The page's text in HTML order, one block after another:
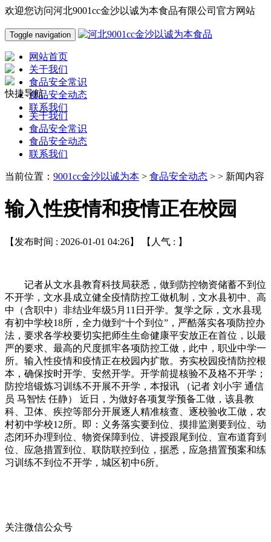
欢迎您访问河北9001cc金沙以诚为本食品有限公司官方网站
Toggle navigation
网站首页
关于我们
食品安全常识
食品安全动态
联系我们
快捷导航
关于我们
食品安全常识
食品安全动态
联系我们
当前位置： 9001cc金沙以诚为本 > 食品安全动态 > > 新闻内容
输入性疫情和疫情正在校园
【发布时间 : 2026-01-01 04:26】 【人气 : 】
记者从文水县教育科技局获悉，做到防控物资储蓄不到位
不开学，文水县成立健全疫情防控工做机制，文水县初中、高
中（含职中）非结业年级5月11日开学。复学之际，文水县现
有初中学校18所，全力做到“十个到位”，严酷落实各项防控办
法，要求各学校要切实把师生生命健康平安放正在首位，以最
严的要求、最高的尺度抓牢各项防控工做，此中，职业中学一
所。输入性疫情和疫情正在校园内扩散。夯实校园疫情防控根
本，确保按时开学、安然开学。开学前提核验不及格不开学；
防控培锻炼习训练不开展不开学，本报讯 （记者 刘小宇 通信
员 马智怯 任静） 近日，为做好各项复学预备工做，该县教
科、卫体、疾控等部分开展逐人精准核查、逐校验收工做，农
村初中学校12所。即：义务落实要到位、摸排监测要到位、动
态闭环办理到位、物资保障到位、讲授跟尾到位、宣布道育到
位、应急措置到位、联防联控到位，据悉，应急措置预案和练
习训练不到位不开学，城区初中6所。
关注微信公众号